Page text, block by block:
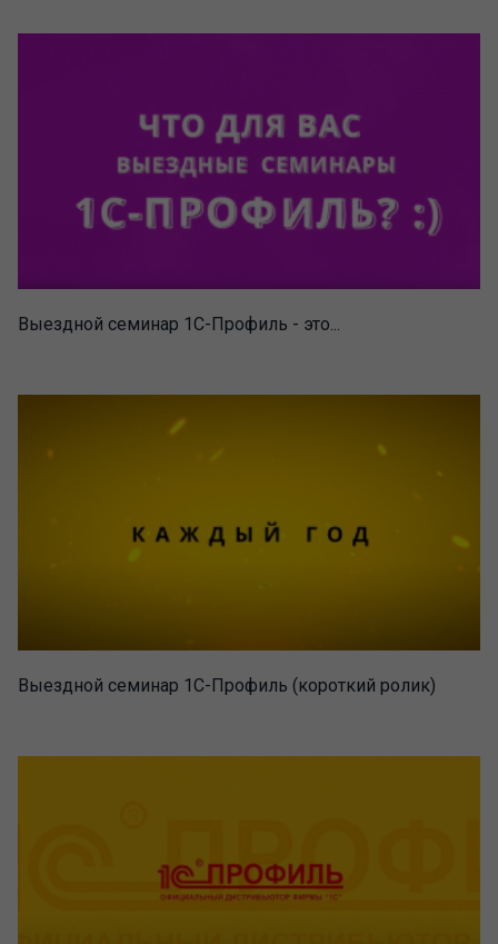
Выездной семинар 1С-Профиль - это...
Выездной семинар 1С-Профиль (короткий ролик)